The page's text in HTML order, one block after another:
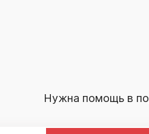
Нужна помощь в